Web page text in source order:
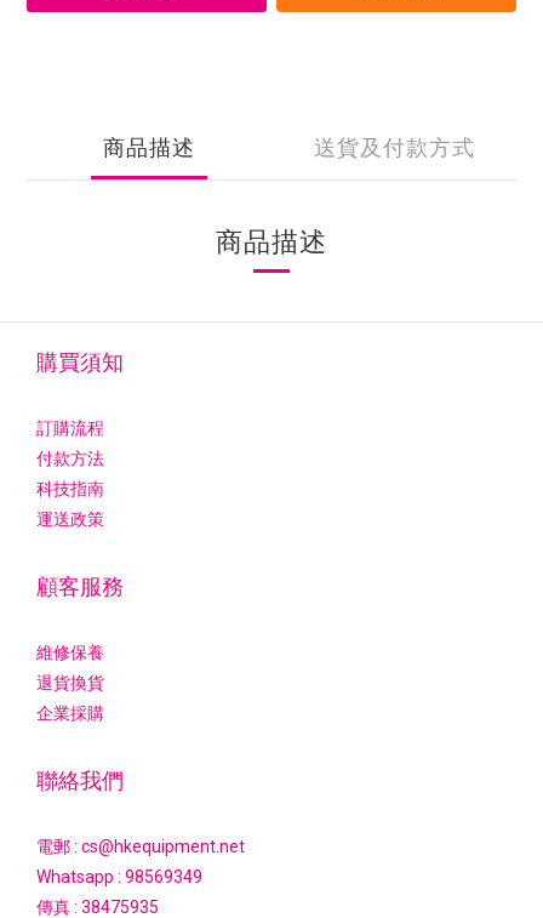
商品描述 送貨及付款方式
商品描述
購買須知
訂購流程
付款方法
科技指南
運送政策
顧客服務
維修保養
退貨換貨
企業採購
聯絡我們
電郵 : cs@hkequipment.net
Whatsapp : 98569349
傳真 : 38475935